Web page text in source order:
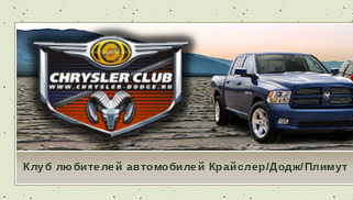
Клуб любителей автомобилей Крайслер/Додж/Плимут